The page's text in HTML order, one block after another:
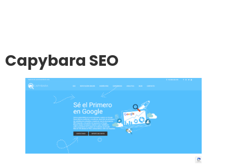
Capybara SEO